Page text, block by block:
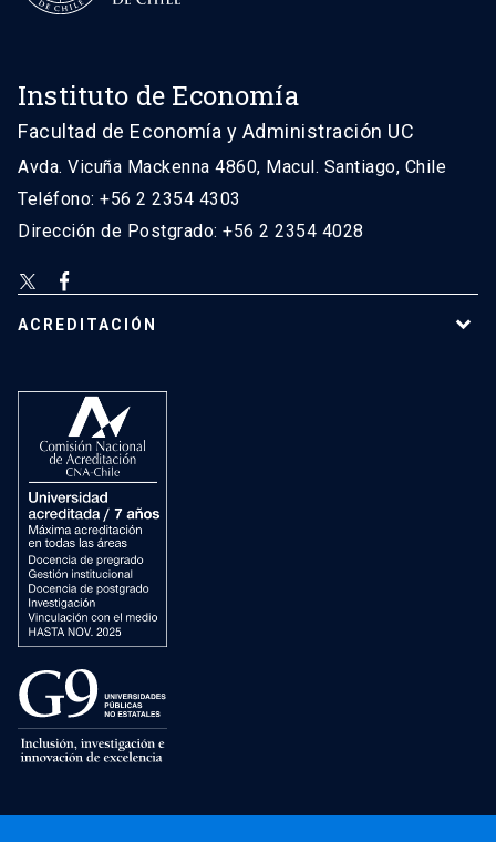
Instituto de Economía
Facultad de Economía y Administración UC
Avda. Vicuña Mackenna 4860, Macul. Santiago, Chile
Teléfono: +56 2 2354 4303
Dirección de Postgrado: +56 2 2354 4028
ACREDITACIÓN